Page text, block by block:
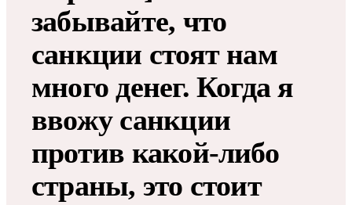
забывайте, что
санкции стоят нам
много денег. Когда я
ввожу санкции
против какой-либо
страны, это стоит